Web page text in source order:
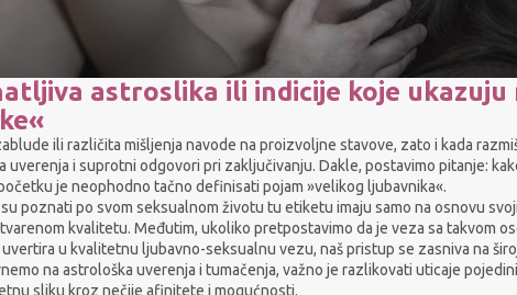
astroslika ili indicije koje ukazuju
ili različita mišljenja navode na proizvoljne stavove, zato i kada
uverenja i suprotni odgovori pri zaključivanju. Dakle, postavimo pitanje:
je neophodno tačno definisati pojam »velikog ljubavnika«.
poznati po svom seksualnom životu tu etiketu imaju samo na osnovu
kvalitetu. Međutim, ukoliko pretpostavimo da je veza sa takvom
u kvalitetnu ljubavno-seksualnu vezu, naš pristup se zasniva na
na astrološka uverenja i tumačenja, važno je razlikovati uticaje
sliku kroz nečije afinitete i mogućnosti.